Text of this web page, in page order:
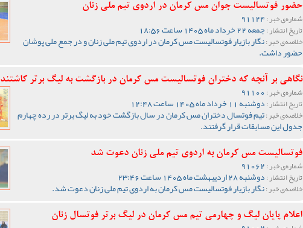
حضور فوتسالیست جوان مس کرمان در اردوی تیم ملی زنان
شماره‌ی خبر :91124
تاریخ انتشار :جمعه 22 خرداد ماه 1405 ساعت 18:56
خلاصه‌ی خبر :نگار بازیار فوتسالیست مس کرمان در اردوی تیم ملی زنان و در جمع ملی پوشان
حضور داشت.
نگاهی بر آنچه که دختران فوتسالیست مس کرمان در بازگشت به لیگ برتر کاشتند
شماره‌ی خبر :
تاریخ انتشار :دوشنبه 11 خرداد ماه 1405 ساعت 12:48
خلاصه‌ی خبر :تیم فوتسال دختران مس کرمان در سال بازگشت خود به لیگ برتر در رده چهارم
جدول این مسابقات قرار گرفتند.
فوتسالیست مس کرمان به اردوی تیم ملی زنان دعوت شد
شماره‌ی خبر :
تاریخ انتشار :دوشنبه 28 اردیبهشت ماه 1405 ساعت 23:46
خلاصه‌ی خبر :نگار بازیار فوتسالیست مس کرمان به اردوی تیم ملی زنان دعوت شد.
اعلام پایان لیگ و چهارمی تیم مس کرمان در لیگ برتر فوتسال زنان